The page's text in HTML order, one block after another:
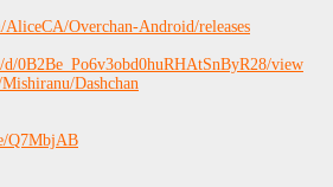
Overchan-Android/releases
0B2Be_Po6v3obd0huRHAtSnByR28/view
Dashchan
Q7MbjAB